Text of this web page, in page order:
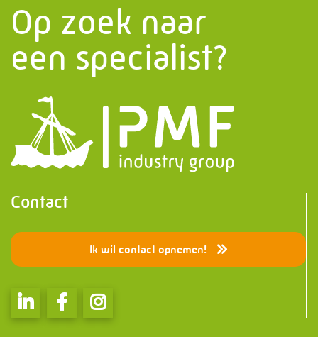
Op zoek naar
een specialist?
Contact
Ik wil contact opnemen!